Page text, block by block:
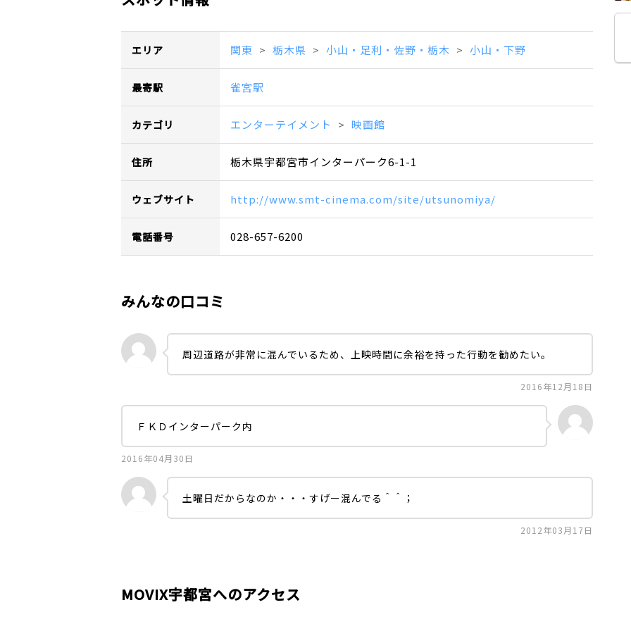
エリア 関東 栃木県 小山・足利・佐野・栃木 小山・下野
最寄駅 雀宮駅
カテゴリ エンターテイメント 映画館
住所 栃木県宇都宮市インターパーク6-1-1
ウェブサイト http://www.smt-cinema.com/site/utsunomiya/
電話番号 028-657-6200
みんなの口コミ
周辺道路が非常に混んでいるため、上映時間に余裕を持った行動を勧めたい。
2016年12月18日
ＦＫＤインターパーク内
2016年04月30日
土曜日だからなのか・・・すげー混んでる＾＾；
2012年03月17日
MOVIX宇都宮へのアクセス